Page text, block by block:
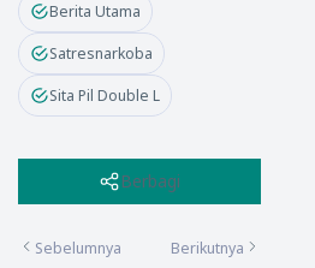
Berita Utama
Satresnarkoba
Sita Pil Double L
Berbagi
Sebelumnya Berikutnya